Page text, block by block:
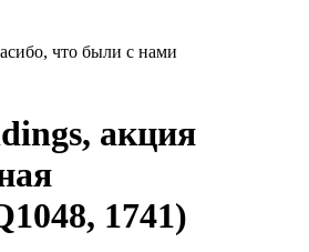
что были с нами
акция
1741)